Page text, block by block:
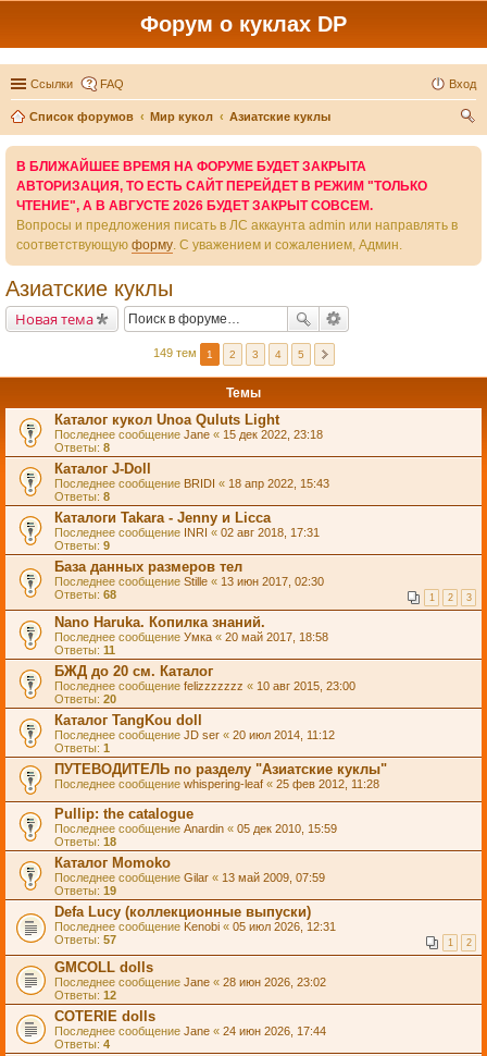
Форум о куклах DP
Ссылки FAQ Вход
Список форумов Мир кукол
Азиатские куклы
В БЛИЖАЙШЕЕ ВРЕМЯ НА ФОРУМЕ БУДЕТ ЗАКРЫТА
АВТОРИЗАЦИЯ, ТО ЕСТЬ САЙТ ПЕРЕЙДЕТ В РЕЖИМ "ТОЛЬКО
ЧТЕНИЕ", А В АВГУСТЕ 2026 БУДЕТ ЗАКРЫТ СОВСЕМ.
Вопросы и предложения писать в ЛС аккаунта admin или направлять в
соответствующую форму. С уважением и сожалением, Админ.
Азиатские куклы
Новая тема
149 тем 1 2 3 4 5
Темы
Каталог кукол Unoa Quluts Light
Последнее сообщение Jane « 15 дек 2022, 23:18
Ответы: 8
Каталог J-Doll
Последнее сообщение BRIDI « 18 апр 2022, 15:43
Ответы: 8
Каталоги Takara - Jenny и Licca
Последнее сообщение INRI « 02 авг 2018, 17:31
Ответы: 9
База данных размеров тел
Последнее сообщение Stille « 13 июн 2017, 02:30
Ответы: 68 1 2 3
Nano Haruka. Копилка знаний.
Последнее сообщение Умка « 20 май 2017, 18:58
Ответы: 11
БЖД до 20 см. Каталог
Последнее сообщение felizzzzzzz « 10 авг 2015, 23:00
Ответы: 20
Каталог TangKou doll
Последнее сообщение JD ser « 20 июл 2014, 11:12
Ответы: 1
ПУТЕВОДИТЕЛЬ по разделу "Азиатские куклы"
Последнее сообщение whispering-leaf « 25 фев 2012, 11:28
Pullip: the catalogue
Последнее сообщение Anardin « 05 дек 2010, 15:59
Ответы: 18
Каталог Momoko
Последнее сообщение Gilar « 13 май 2009, 07:59
Ответы: 19
Defa Lucy (коллекционные выпуски)
Последнее сообщение Kenobi « 05 июл 2026, 12:31
Ответы: 57 1 2
GMCOLL dolls
Последнее сообщение Jane « 28 июн 2026, 23:02
Ответы: 12
COTERIE dolls
Последнее сообщение Jane « 24 июн 2026, 17:44
Ответы: 4